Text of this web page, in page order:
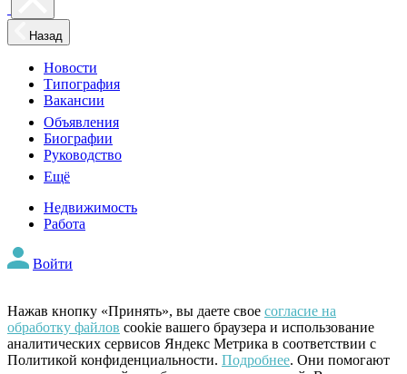
Назад
Новости
Типография
Вакансии
Объявления
Биографии
Руководство
Ещё
Недвижимость
Работа
Войти
Нажав кнопку «Принять», вы даете свое согласие на
обработку файлов cookie вашего браузера и использование
аналитических сервисов Яндекс Метрика в соответствии с
Политикой конфиденциальности. Подробнее. Они помогают